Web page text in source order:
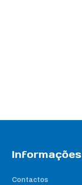
Informações
Contactos